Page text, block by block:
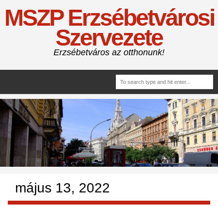
MSZP Erzsébetvárosi
Szervezete
Erzsébetváros az otthonunk!
május 13, 2022